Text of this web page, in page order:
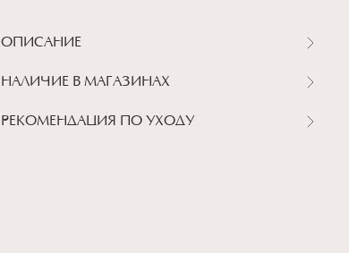
ОПИСАНИЕ
НАЛИЧИЕ В МАГАЗИНАХ
РЕКОМЕНДАЦИЯ ПО УХОДУ